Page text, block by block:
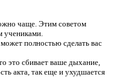
чаще. Этим советом
учениками.
полностью сделать вас
это сбивает ваше дыхание,
акта, так еще и ухудшается